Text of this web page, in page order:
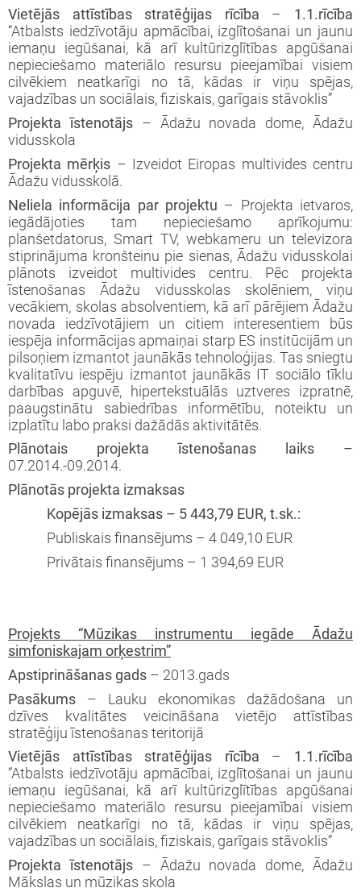
Vietējās attīstības stratēģijas rīcība – 1.1.rīcība
“Atbalsts iedzīvotāju apmācībai, izglītošanai un jaunu
iemaņu iegūšanai, kā arī kultūrizglītības apgūšanai
nepieciešamo materiālo resursu pieejamībai visiem
cilvēkiem neatkarīgi no tā, kādas ir viņu spējas,
vajadzības un sociālais, fiziskais, garīgais stāvoklis”
Projekta īstenotājs– Ādažu novada dome, Ādažu
vidusskola
Projekta mērķis – Izveidot Eiropas multivides centru
Ādažu vidusskolā.
Neliela informācija par projektu – Projekta ietvaros,
iegādājoties tam nepieciešamo aprīkojumu:
planšetdatorus, Smart TV, webkameru un televizora
stiprinājuma kronšteinu pie sienas, Ādažu vidusskolai
plānots izveidot multivides centru. Pēc projekta
īstenošanas Ādažu vidusskolas skolēniem, viņu
vecākiem, skolas absolventiem, kā arī pārējiem Ādažu
novada iedzīvotājiem un citiem interesentiem būs
iespēja informācijas apmaiņai starp ES institūcijām un
pilsoņiem izmantot jaunākās tehnoloģijas. Tas sniegtu
kvalitatīvu iespēju izmantot jaunākās IT sociālo tīklu
darbības apguvē, hipertekstuālās uztveres izpratnē,
paaugstinātu sabiedrības informētību, noteiktu un
izplatītu labo praksi dažādās aktivitātēs.
Plānotais projekta īstenošanas laiks –
07.2014.-09.2014.
Plānotās projekta izmaksas
Kopējās izmaksas – 5 443,79 EUR, t.sk.:
Publiskais finansējums – 4 049,10 EUR
Privātais finansējums – 1 394,69 EUR
Projekts “Mūzikas instrumentu iegāde Ādažu
simfoniskajam orķestrim”
Apstiprināšanas gads – 2013.gads
Pasākums – Lauku ekonomikas dažādošana un
dzīves kvalitātes veicināšana vietējo attīstības
stratēģiju īstenošanas teritorijā
Vietējās attīstības stratēģijas rīcība – 1.1.rīcība
“Atbalsts iedzīvotāju apmācībai, izglītošanai un jaunu
iemaņu iegūšanai, kā arī kultūrizglītības apgūšanai
nepieciešamo materiālo resursu pieejamībai visiem
cilvēkiem neatkarīgi no tā, kādas ir viņu spējas,
vajadzības un sociālais, fiziskais, garīgais stāvoklis”
Projekta īstenotājs– Ādažu novada dome, Ādažu
Mākslas un mūzikas skola